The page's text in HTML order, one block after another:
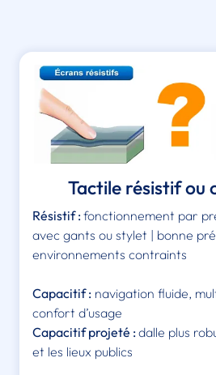
Tactile résistif ou
Résistif :fonctionnement par
avec gants ou stylet | bonne
environnements contraints
Capacitif : navigation fluide,
confort d’usage
Capacitif projeté :dalle plus
et les lieux publics